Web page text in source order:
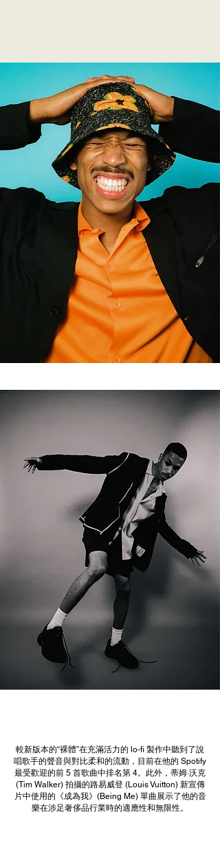
較新版本的“裸體”在充滿活力的 lo-fi 製作中聽到了說
唱歌手的聲音與對比柔和的流動，目前在他的 Spotify
最受歡迎的前 5 首歌曲中排名第 4。此外，蒂姆·沃克
(Tim Walker) 拍攝的路易威登 (Louis Vuitton) 新宣傳
片中使用的《成為我》(Being Me) 單曲展示了他的音
樂在涉足奢侈品行業時的適應性和無限性。